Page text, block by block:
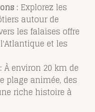
: Explorez les
autour de
les falaises offre
et les
À environ 20 km de
plage animée, des
riche histoire à